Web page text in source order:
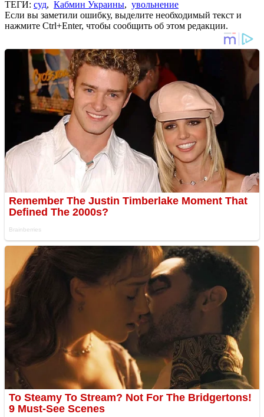
ТЕГИ: суд, Кабмин Украины, увольнение
Если вы заметили ошибку, выделите необходимый текст и
нажмите Ctrl+Enter, чтобы сообщить об этом редакции.